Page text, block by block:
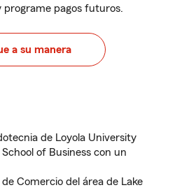
programe pagos futuros.
a su manera
de Loyola University
of Business con un
Comercio del área de Lake